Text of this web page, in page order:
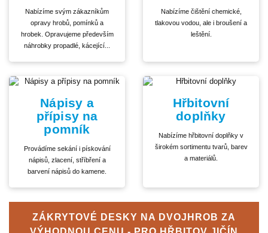
Nabízíme svým zákazníkům
opravy hrobů, pomínků a
hrobek. Opravujeme především
náhrobky propadlé, kácející...
Nabízíme čištění chemické,
tlakovou vodou, ale i broušení a
leštění.
Nápisy a
přípisy na
pomník
Provádíme sekání i pískování
nápisů, zlacení, stříbření a
barvení nápisů do kamene.
Hřbitovní
doplňky
Nabízíme hřbitovní doplňky v
širokém sortimentu tvarů, barev
a materiálů.
ZÁKRYTOVÉ DESKY NA DVOJHROB ZA